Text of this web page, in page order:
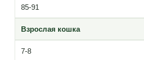
85-91
Взрослая кошка
7-8